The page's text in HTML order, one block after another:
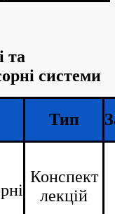
та
системи
Тип
Конспект
лекцій